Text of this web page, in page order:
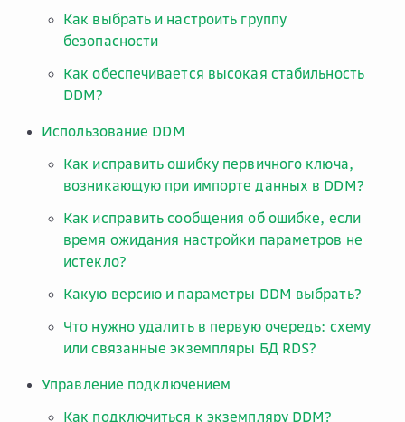
Как выбрать и настроить группу
безопасности
Как обеспечивается высокая стабильность
DDM?
Использование DDM
Как исправить ошибку первичного ключа,
возникающую при импорте данных в DDM?
Как исправить сообщения об ошибке, если
время ожидания настройки параметров не
истекло?
Какую версию и параметры DDM выбрать?
Что нужно удалить в первую очередь: схему
или связанные экземпляры БД RDS?
Управление подключением
Как подключиться к экземпляру DDM?